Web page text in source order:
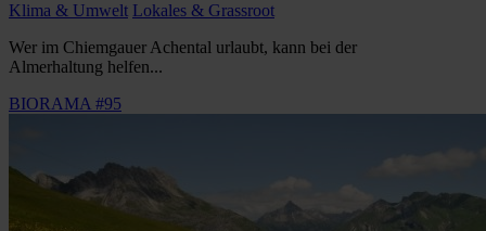
Klima & Umwelt Lokales & Grassroot
Wer im Chiemgauer Achental urlaubt, kann bei der
Almerhaltung helfen...
BIORAMA #95